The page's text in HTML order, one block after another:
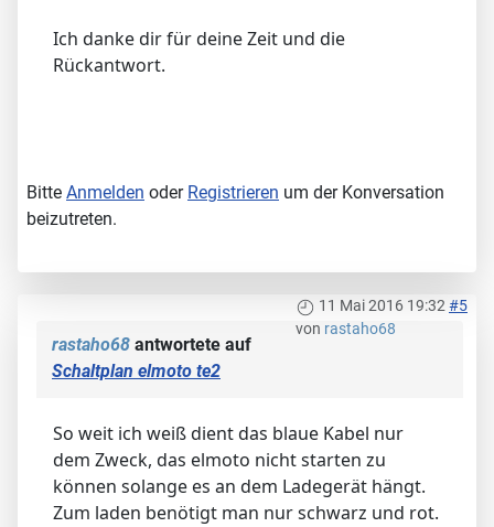
Ich danke dir für deine Zeit und die
Rückantwort.
Bitte Anmelden oder Registrieren um der Konversation
beizutreten.
11 Mai 2016 19:32#5
von rastaho68
rastaho68 antwortete auf
Schaltplan elmoto te2
So weit ich weiß dient das blaue Kabel nur
dem Zweck, das elmoto nicht starten zu
können solange es an dem Ladegerät hängt.
Zum laden benötigt man nur schwarz und rot.